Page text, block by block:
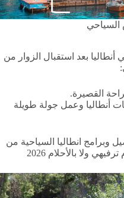
السياحي
أنطاليا بعد استقبال الزوار من
القصيرة.
أنطاليا وعمل جولة طويلة
وبرامج انطاليا السياحية من
ترفيهي ولا بالأحلام 2026